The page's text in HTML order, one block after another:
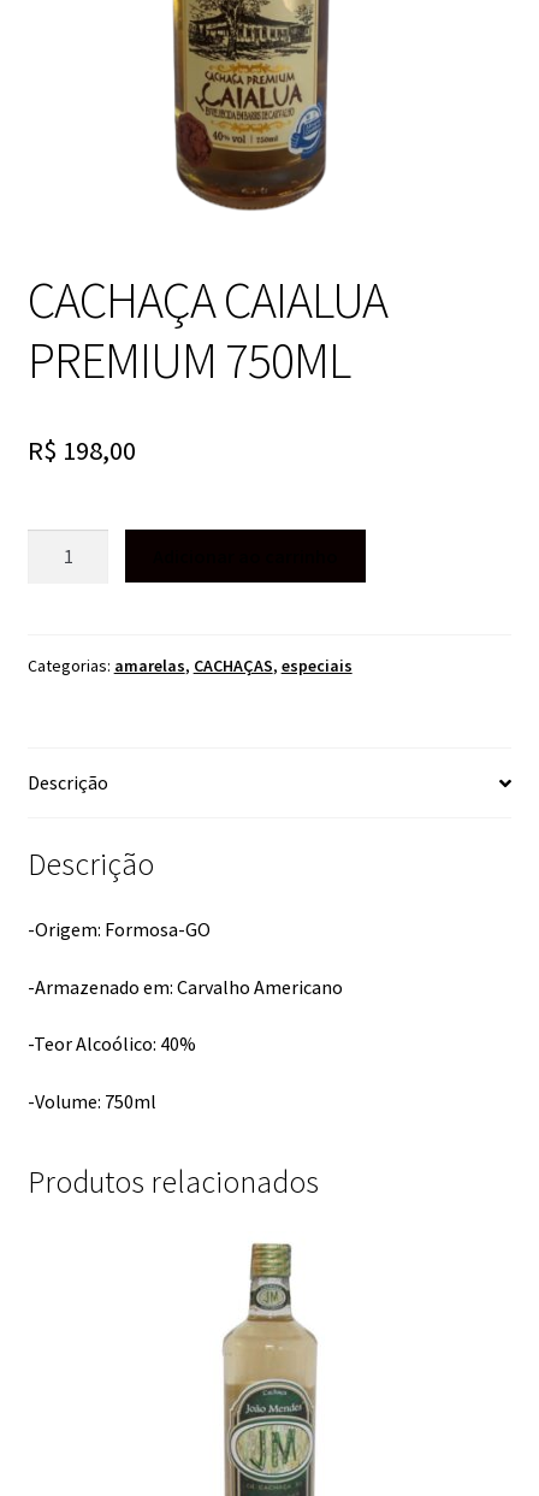
CACHAÇA CAIALUA
PREMIUM 750ML
R$ 198,00
quantidade
Categorias: amarelas, CACHAÇAS, especiais
Descrição
Descrição
-Origem: Formosa-GO
-Armazenado em: Carvalho Americano
-Teor Alcoólico: 40%
-Volume: 750ml
Produtos relacionados